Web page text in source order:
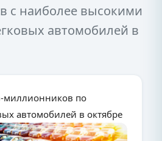
с наиболее высокими
автомобилей в
миллионников по
автомобилей в октябре